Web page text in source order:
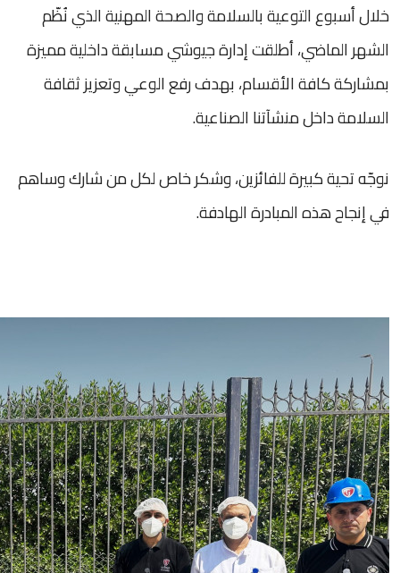
خلال أسبوع التوعية بالسلامة والصحة المهنية الذي نُظّم
الشهر الماضي، أطلقت إدارة جيوشي مسابقة داخلية مميزة
بمشاركة كافة الأقسام، بهدف رفع الوعي وتعزيز ثقافة
السلامة داخل منشآتنا الصناعية.
نوجّه تحية كبيرة للفائزين، وشكر خاص لكل من شارك وساهم
في إنجاح هذه المبادرة الهادفة.